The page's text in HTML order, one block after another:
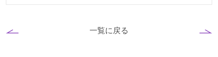
一覧に戻る